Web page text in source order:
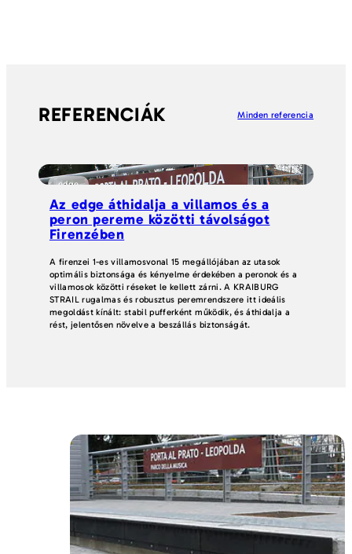
REFERENCIÁK Minden referencia
edge
Az edge áthidalja a villamos és a
peron pereme közötti távolságot
Firenzében
A firenzei 1-es villamosvonal 15 megállójában az utasok
optimális biztonsága és kényelme érdekében a peronok és a
villamosok közötti réseket le kellett zárni. A KRAIBURG
STRAIL rugalmas és robusztus peremrendszere itt ideális
megoldást kínált: stabil pufferként működik, és áthidalja a
rést, jelentősen növelve a beszállás biztonságát.